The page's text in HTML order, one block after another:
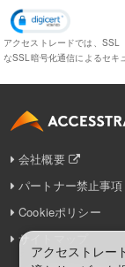
アクセストレードでは、
なSSL暗号化通信によるセキ
会社概要
パートナー禁止事項
Cookieポリシー
サイトマップ
アクセストレー